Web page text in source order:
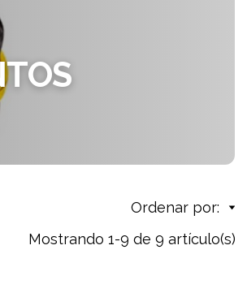
Ordenar por:
Mostrando 1-9 de 9 artículo(s)